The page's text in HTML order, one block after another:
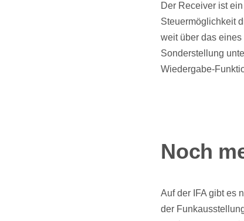
Der Receiver ist
Steuermöglichkeit
weit über das
Sonderstellung
Wiedergabe-
Noch
Auf der IFA gibt es
der